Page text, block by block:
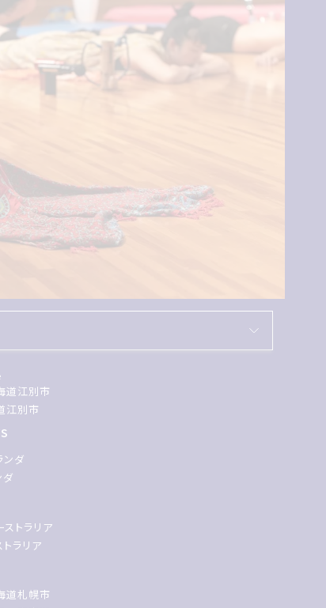
道江別市
江別市
ンダ
ストラリア
ラリア
道札幌市